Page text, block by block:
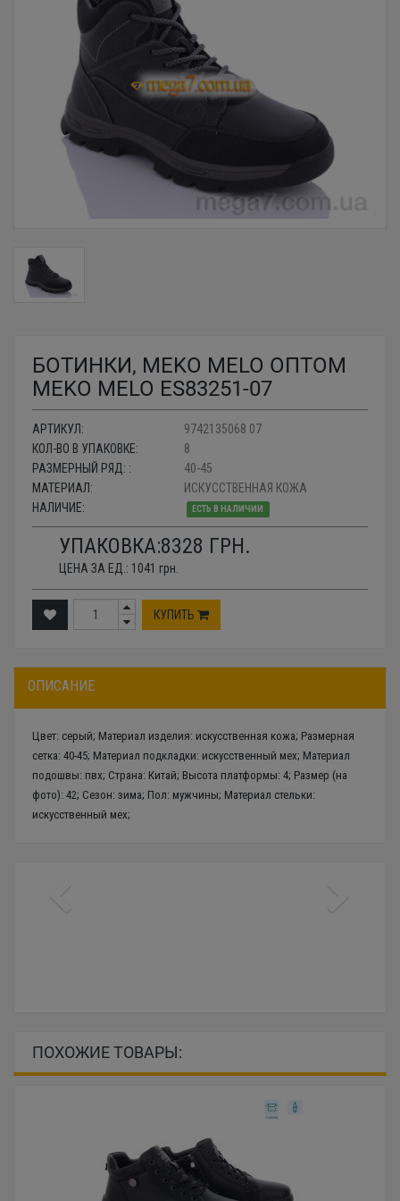
БОТИНКИ, MEKO MELO ОПТОМ
MEKO MELO ES83251-07
АРТИКУЛ:
9742135068 07
КОЛ-ВО В УПАКОВКЕ:
8
РАЗМЕРНЫЙ РЯД: :
40-45
МАТЕРИАЛ:
ИСКУССТВЕННАЯ КОЖА
НАЛИЧИЕ:
ЕСТЬ В НАЛИЧИИ
УПАКОВКА:8328 ГРН.
ЦЕНА ЗА ЕД.: 1041 грн.
КУПИТЬ
ОПИСАНИЕ
Цвет: серый; Материал изделия: искусственная кожа; Размерная
сетка: 40-45; Материал подкладки: искусственный мех; Материал
подошвы: пвх; Страна: Китай; Высота платформы: 4; Размер (на
фото): 42; Сезон: зима; Пол: мужчины; Материал стельки:
искусственный мех;
ПОХОЖИЕ ТОВАРЫ: